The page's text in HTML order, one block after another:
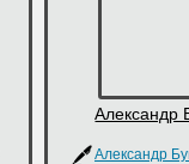
Александр
Александр